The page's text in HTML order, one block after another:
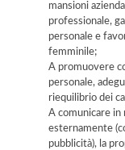
mansioni
professionale,
personale e
femminile;
A promuovere
personale,
riequilibrio dei
A comunicare in
esternamente
pubblicità), la